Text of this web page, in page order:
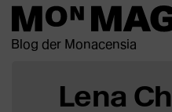
Blog der Monacensia
Lena